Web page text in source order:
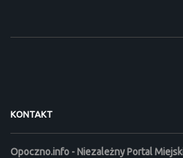
KONTAKT
Opoczno.info - Niezależny Portal